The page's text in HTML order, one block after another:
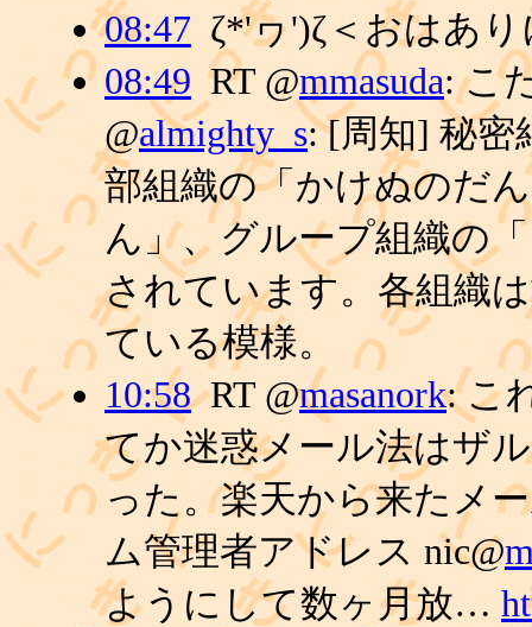
08:47 ζ*'ヮ')ζ＜おはあ
08:49 RT @mmasuda: こ
@almighty_s: [周知] 秘密
部組織の「かけぬのだ
ん」、グループ組織の
されています。各組織
ている模様。
10:58 RT @masanork: こ
てか迷惑メール法はザ
った。楽天から来たメ
ム管理者アドレス nic@
ようにして数ヶ月放…